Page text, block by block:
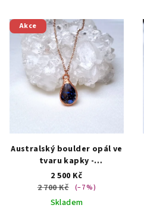
Akce
Australský boulder opál ve
tvaru kapky -
přívěsek/náhrdelník
ŠPERKY S PŘÍRODNÍMI
KRYSTALY
2 500 Kč
2 700 Kč (–7 %)
Skladem